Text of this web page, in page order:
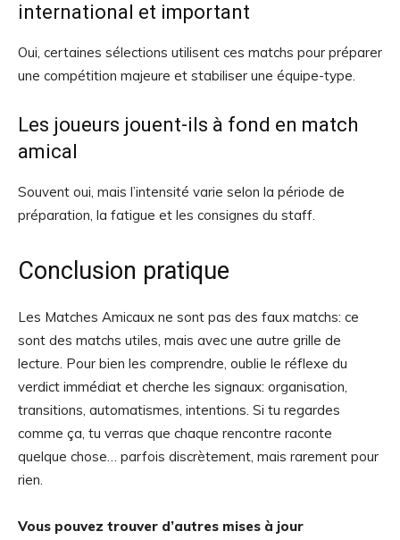
international et important
Oui, certaines sélections utilisent ces matchs pour préparer
une compétition majeure et stabiliser une équipe-type.
Les joueurs jouent-ils à fond en match
amical
Souvent oui, mais l’intensité varie selon la période de
préparation, la fatigue et les consignes du staff.
Conclusion pratique
Les Matches Amicaux ne sont pas des faux matchs: ce
sont des matchs utiles, mais avec une autre grille de
lecture. Pour bien les comprendre, oublie le réflexe du
verdict immédiat et cherche les signaux: organisation,
transitions, automatismes, intentions. Si tu regardes
comme ça, tu verras que chaque rencontre raconte
quelque chose… parfois discrètement, mais rarement pour
rien.
Vous pouvez trouver d’autres mises à jour